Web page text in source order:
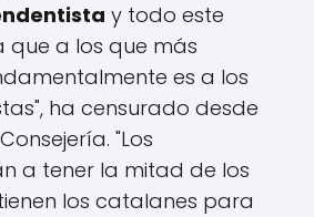
y todo este
que a los que más
es a los
ha censurado desde
"Los
a tener la mitad de los
los catalanes para